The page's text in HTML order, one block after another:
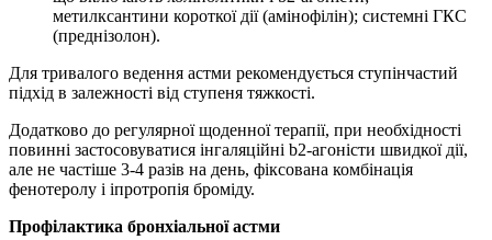
метилксантини короткої дії (амінофілін); системні ГКС
(преднізолон).
Для тривалого ведення астми рекомендується ступінчастий
підхід в залежності від ступеня тяжкості.
Додатково до регулярної щоденної терапії, при необхідності
повинні застосовуватися інгаляційні b2-агоністи швидкої дії,
але не частіше 3-4 разів на день, фіксована комбінація
фенотеролу і іпротропія броміду.
Профілактика бронхіальної астми